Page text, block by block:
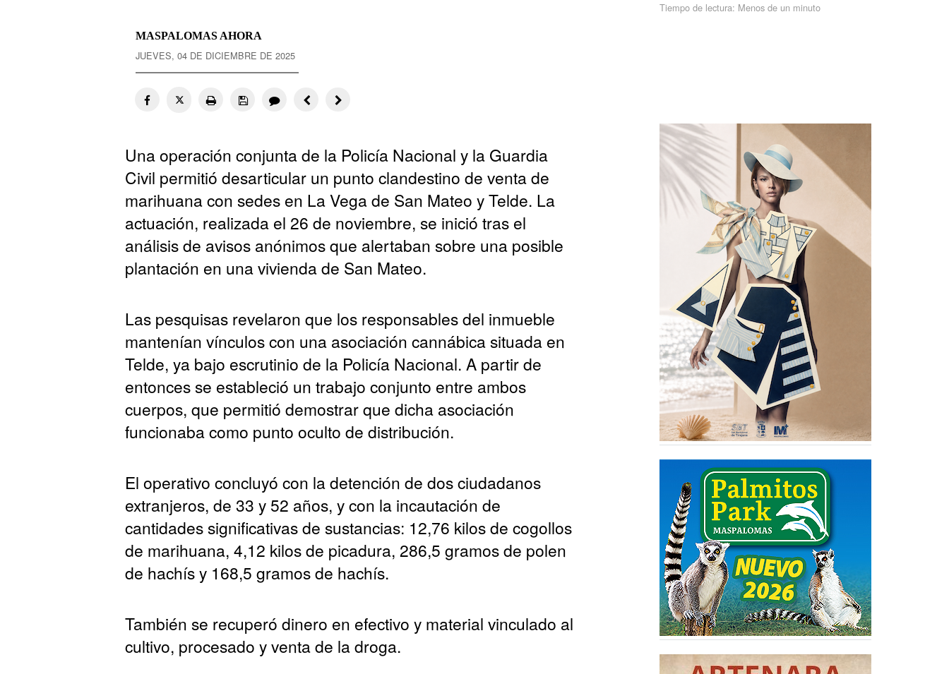
MASPALOMAS AHORA
JUEVES, 04 DE DICIEMBRE DE 2025
Tiempo de lectura: Menos de un minuto
Una operación conjunta de la Policía Nacional y la Guardia
Civil permitió desarticular un punto clandestino de venta de
marihuana con sedes en La Vega de San Mateo y Telde. La
actuación, realizada el 26 de noviembre, se inició tras el
análisis de avisos anónimos que alertaban sobre una posible
plantación en una vivienda de San Mateo.
Las pesquisas revelaron que los responsables del inmueble
mantenían vínculos con una asociación cannábica situada en
Telde, ya bajo escrutinio de la Policía Nacional. A partir de
entonces se estableció un trabajo conjunto entre ambos
cuerpos, que permitió demostrar que dicha asociación
funcionaba como punto oculto de distribución.
El operativo concluyó con la detención de dos ciudadanos
extranjeros, de 33 y 52 años, y con la incautación de
cantidades significativas de sustancias: 12,76 kilos de cogollos
de marihuana, 4,12 kilos de picadura, 286,5 gramos de polen
de hachís y 168,5 gramos de hachís.
También se recuperó dinero en efectivo y material vinculado al
cultivo, procesado y venta de la droga.